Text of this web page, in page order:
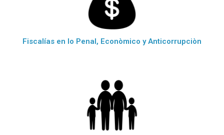
Fiscalías en lo Penal, Econòmico y Anticorrupciòn